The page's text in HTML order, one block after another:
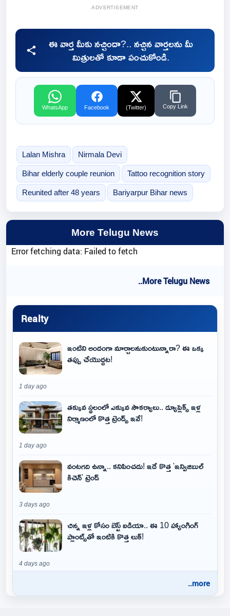
ADVERTISEMENT
ఈ వార్త మీకు నచ్చిందా?.. నచ్చిన వార్తలను మీ
మిత్రులతో కూడా పంచుకోండి.
WhatsApp Facebook (Twitter) Copy Link
Lalan Mishra Nirmala Devi
Bihar elderly couple reunion Tattoo recognition story
Reunited after 48 years Bariyarpur Bihar news
More Telugu News
Error fetching data: Failed to fetch
..More Telugu News
Realty
ఇంటిని అందంగా మార్చాలనుకుంటున్నారా? ఈ ఒక్క
తప్పు చేయొద్దట!
1 day ago
తక్కువ స్థలంలో ఎక్కువ సౌకర్యాలు.. డ్యూప్లెక్స్ ఇళ్ల
నిర్మాణంలో కొత్త ట్రెండ్స్ ఇవే!
1 day ago
వంటగది ఉన్నా.. కనిపించదు! ఇదే కొత్త 'ఇన్విజిబుల్
కిచెన్' ట్రెండ్
3 days ago
చిన్న ఇళ్ల కోసం బెస్ట్ ఐడియా.. ఈ 10 హ్యాంగింగ్
ప్లాంట్స్‌తో ఇంటికి కొత్త లుక్!
4 days ago
..more